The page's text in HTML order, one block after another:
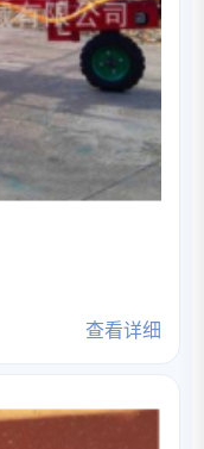
查看详细